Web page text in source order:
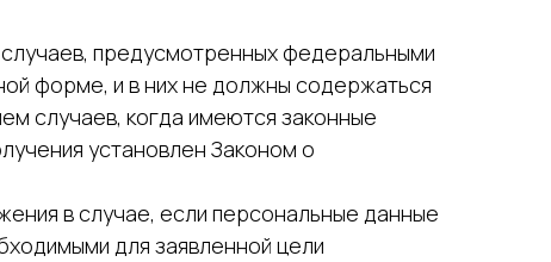
предусмотренных федеральными
форме, и в них не должны содержаться
случаев, когда имеются законные
установлен Законом о
в случае, если персональные данные
для заявленной цели